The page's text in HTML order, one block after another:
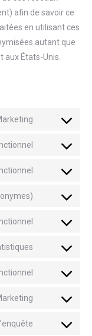
afin de savoir ce
en utilisant ces
autant que
aux États-Unis.
Consent
google-
Consent
wordpress
Consent
wpml
Consent
elementor
Consent
complianz
Consent
google-
Consent
wordfence
Consent
Consent